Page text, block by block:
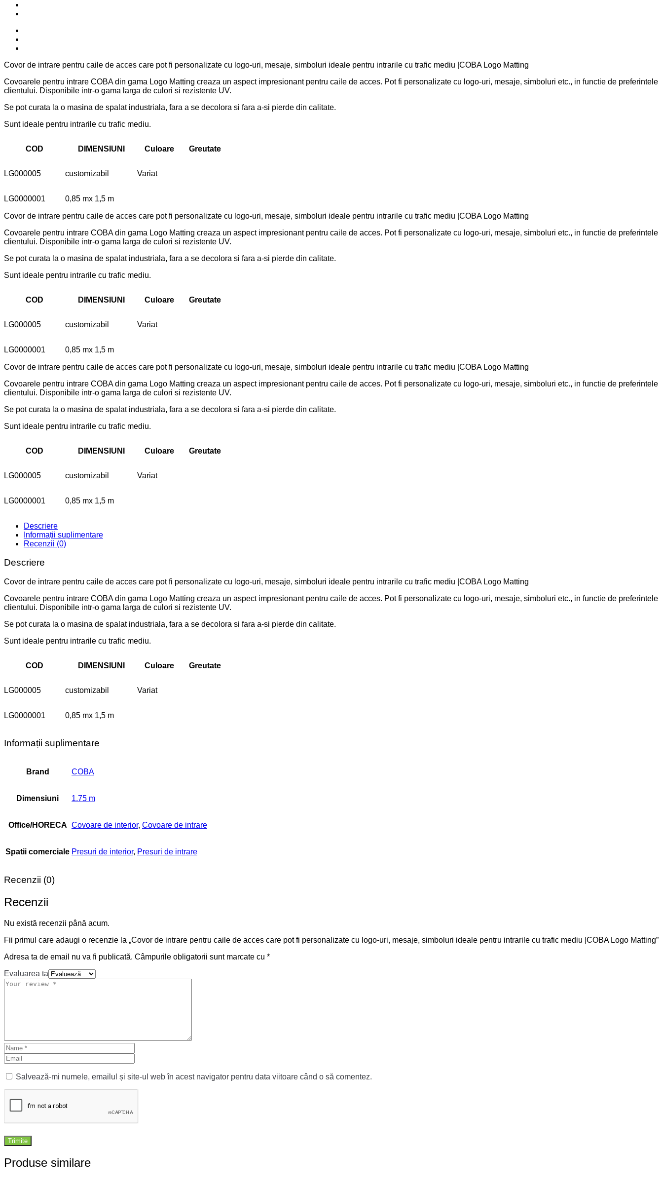
Covor de intrare pentru caile de acces care pot fi personalizate cu logo-uri, mesaje, simboluri ideale pentru intrarile cu trafic mediu |COBA Logo Matting
Covoarele pentru intrare COBA din gama Logo Matting creaza un aspect impresionant pentru caile de acces. Pot fi personalizate cu logo-uri, mesaje, simboluri etc., in functie de preferintele
clientului. Disponibile intr-o gama larga de culori si rezistente UV.
Se pot curata la o masina de spalat industriala, fara a se decolora si fara a-si pierde din calitate.
Sunt ideale pentru intrarile cu trafic mediu.
COD DIMENSIUNI Culoare Greutate
LG000005 customizabil Variat
LG0000001 0,85 mx 1,5 m
Covor de intrare pentru caile de acces care pot fi personalizate cu logo-uri, mesaje, simboluri ideale pentru intrarile cu trafic mediu |COBA Logo Matting
Covoarele pentru intrare COBA din gama Logo Matting creaza un aspect impresionant pentru caile de acces. Pot fi personalizate cu logo-uri, mesaje, simboluri etc., in functie de preferintele
clientului. Disponibile intr-o gama larga de culori si rezistente UV.
Se pot curata la o masina de spalat industriala, fara a se decolora si fara a-si pierde din calitate.
Sunt ideale pentru intrarile cu trafic mediu.
COD DIMENSIUNI Culoare Greutate
LG000005 customizabil Variat
LG0000001 0,85 mx 1,5 m
Covor de intrare pentru caile de acces care pot fi personalizate cu logo-uri, mesaje, simboluri ideale pentru intrarile cu trafic mediu |COBA Logo Matting
Covoarele pentru intrare COBA din gama Logo Matting creaza un aspect impresionant pentru caile de acces. Pot fi personalizate cu logo-uri, mesaje, simboluri etc., in functie de preferintele
clientului. Disponibile intr-o gama larga de culori si rezistente UV.
Se pot curata la o masina de spalat industriala, fara a se decolora si fara a-si pierde din calitate.
Sunt ideale pentru intrarile cu trafic mediu.
COD DIMENSIUNI Culoare Greutate
LG000005 customizabil Variat
LG0000001 0,85 mx 1,5 m
Descriere
Informații suplimentare
Recenzii (0)
Descriere
Covor de intrare pentru caile de acces care pot fi personalizate cu logo-uri, mesaje, simboluri ideale pentru intrarile cu trafic mediu |COBA Logo Matting
Covoarele pentru intrare COBA din gama Logo Matting creaza un aspect impresionant pentru caile de acces. Pot fi personalizate cu logo-uri, mesaje, simboluri etc., in functie de preferintele
clientului. Disponibile intr-o gama larga de culori si rezistente UV.
Se pot curata la o masina de spalat industriala, fara a se decolora si fara a-si pierde din calitate.
Sunt ideale pentru intrarile cu trafic mediu.
COD DIMENSIUNI Culoare Greutate
LG000005 customizabil Variat
LG0000001 0,85 mx 1,5 m
Informații suplimentare
Brand COBA
Dimensiuni 1.75 m
Office/HORECA Covoare de interior, Covoare de intrare
Spatii comerciale Presuri de interior, Presuri de intrare
Recenzii (0)
Recenzii
Nu există recenzii până acum.
Fii primul care adaugi o recenzie la „Covor de intrare pentru caile de acces care pot fi personalizate cu logo-uri, mesaje, simboluri ideale pentru intrarile cu trafic mediu |COBA Logo Matting”
Adresa ta de email nu va fi publicată. Câmpurile obligatorii sunt marcate cu *
Evaluarea ta
Salvează-mi numele, emailul și site-ul web în acest navigator pentru data viitoare când o să comentez.
Produse similare